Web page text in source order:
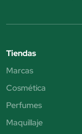
Tiendas
Marcas
Cosmética
Perfumes
Maquillaje